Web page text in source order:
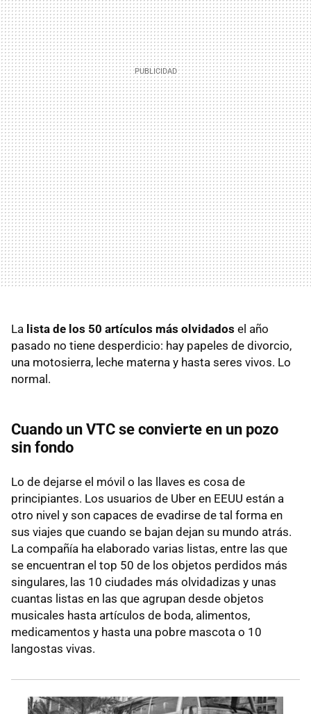
La lista de los 50 artículos más olvidados el año
pasado no tiene desperdicio: hay papeles de divorcio,
una motosierra, leche materna y hasta seres vivos. Lo
normal.
Cuando un VTC se convierte en un pozo
sin fondo
Lo de dejarse el móvil o las llaves es cosa de
principiantes. Los usuarios de Uber en EEUU están a
otro nivel y son capaces de evadirse de tal forma en
sus viajes que cuando se bajan dejan su mundo atrás.
La compañía ha elaborado varias listas, entre las que
se encuentran el top 50 de los objetos perdidos más
singulares, las 10 ciudades más olvidadizas y unas
cuantas listas en las que agrupan desde objetos
musicales hasta artículos de boda, alimentos,
medicamentos y hasta una pobre mascota o 10
langostas vivas.